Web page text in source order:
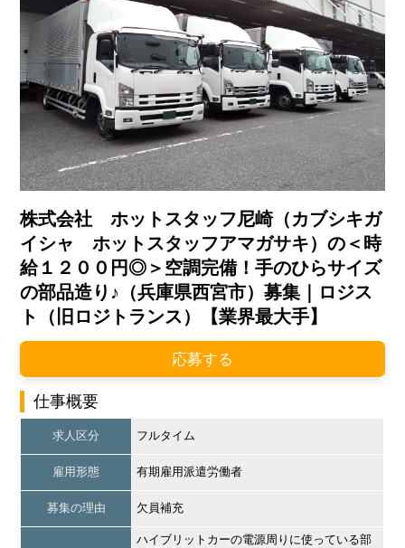
株式会社 ホットスタッフ尼崎（カブシキガ
イシャ ホットスタッフアマガサキ）の＜時
給１２００円◎＞空調完備！手のひらサイズ
の部品造り♪（兵庫県西宮市）募集｜ロジス
ト（旧ロジトランス）【業界最大手】
応募する
仕事概要
求人区分 フルタイム
雇用形態 有期雇用派遣労働者
募集の理由 欠員補充
ハイブリットカーの電源周りに使っている部